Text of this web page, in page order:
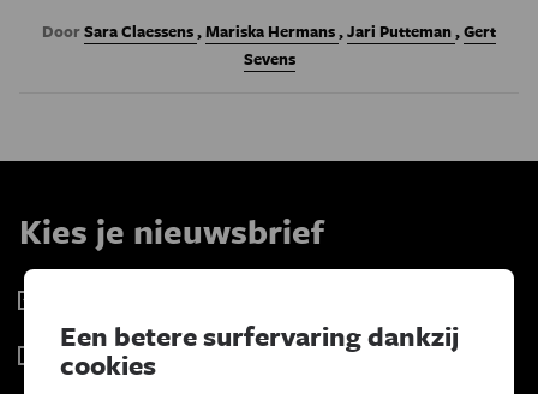
DoorSara Claessens,Mariska Hermans,Jari Putteman,Gert
Sevens
Kies je nieuwsbrief
2 x week
Tracé
Wekelijks
Een betere surfervaring dankzij
cookies